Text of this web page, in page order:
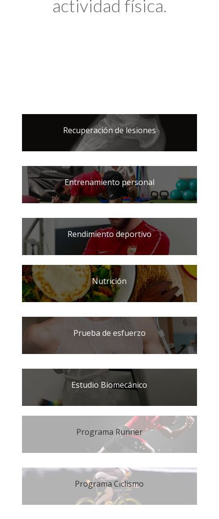
actividad física.
Recuperación de lesiones
Entrenamiento personal
Rendimiento deportivo
Nutrición
Prueba de esfuerzo
Estudio Biomecánico
Programa Runner
Programa Ciclismo